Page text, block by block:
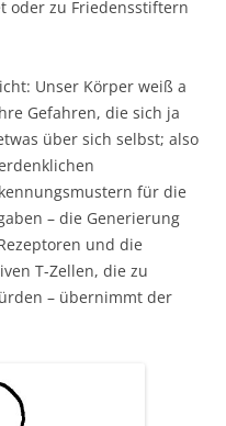
oder zu Friedensstiftern
Unser Körper weiß a
Gefahren, die sich ja
über sich selbst; also
für die
– die Generierung
und die
T-Zellen, die zu
– übernimmt der